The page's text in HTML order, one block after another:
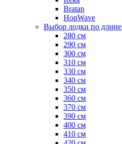
Bratan
HonWave
Выбор лодки по длине
280 см
290 см
300 см
310 см
330 см
340 см
350 см
360 см
370 см
390 см
400 см
410 см